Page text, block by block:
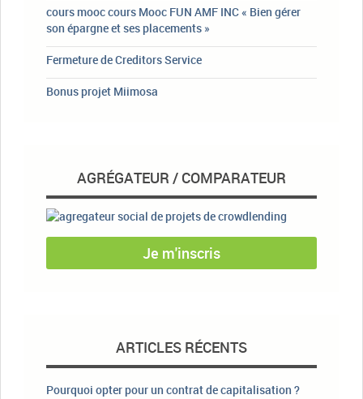
cours mooc cours Mooc FUN AMF INC « Bien gérer
son épargne et ses placements »
Fermeture de Creditors Service
Bonus projet Miimosa
AGRÉGATEUR / COMPARATEUR
Je m'inscris
ARTICLES RÉCENTS
Pourquoi opter pour un contrat de capitalisation ?